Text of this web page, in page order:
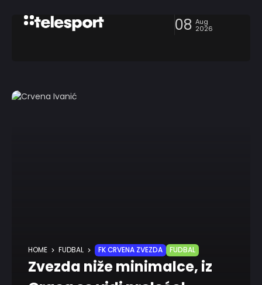
08 Aug
2026
HOME FUDBAL FK CRVENA ZVEZDA FUDBAL
Zvezda niže minimalce, iz